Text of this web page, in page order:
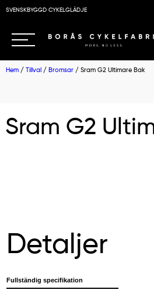
SVENSKBYGGD CYKELGLÄDJE
Hem / Tillval / Bromsar / Sram G2 Ultimare Bak
Sram G2
Detaljer
Fullständig specifikation